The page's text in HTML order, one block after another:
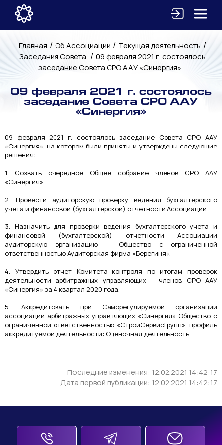
Главная / Об Ассоциации / Текущая деятельность /
Заседания Совета / 09 февраля 2021 г. состоялось
заседание Совета СРО ААУ «Синергия»
09 февраля 2021 г. состоялось
заседание Совета СРО ААУ
«Синергия»
09 февраля 2021 г. состоялось заседание Совета СРО ААУ
«Синергия», на котором были приняты и утверждены следующие
решения:
1. Созвать очередное Общее собрание членов СРО ААУ
«Синергия».
2. Провести аудиторскую проверку ведения бухгалтерского
учета и финансовой (бухгалтерской) отчетности Ассоциации.
3. Назначить для проверки ведения бухгалтерского учета и
финансовой (бухгалтерской) отчетности Ассоциации
аудиторскую организацию — Общество с ограниченной
ответственностью Аудиторская фирма «Берегиня».
4. Утвердить отчет Комитета контроля по итогам проверок
деятельности арбитражных управляющих – членов СРО ААУ
«Синергия» за 4 квартал 2020 года.
5. Аккредитовать при Саморегулируемой организации
ассоциации арбитражных управляющих «Синергия» Общество с
ограниченной ответственностью «СтройСервисГрупп», профиль
аккредитуемой деятельности: Оценочная деятельность.
Последние изменения: 12.02.2021 14:42:17
Дата первой публикации: 12.02.2021 14:42:17